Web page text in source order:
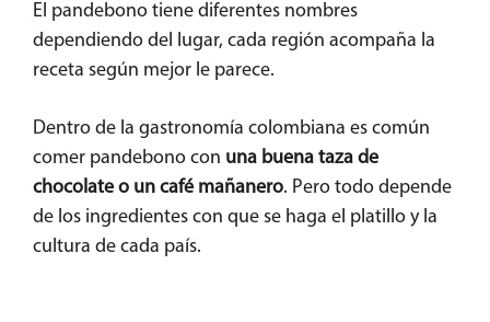
El pandebono tiene diferentes nombres
dependiendo del lugar, cada región acompaña la
receta según mejor le parece.
Dentro de la gastronomía colombiana es común
comer pandebono con una buena taza de
chocolate o un café mañanero. Pero todo depende
de los ingredientes con que se haga el platillo y la
cultura de cada país.